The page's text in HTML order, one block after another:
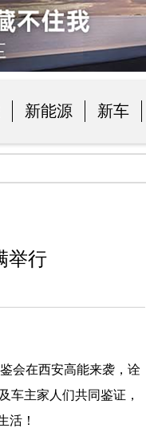
新能源 新车
举行
会在西安高能来袭，诠
车主家人们共同鉴证，
活！